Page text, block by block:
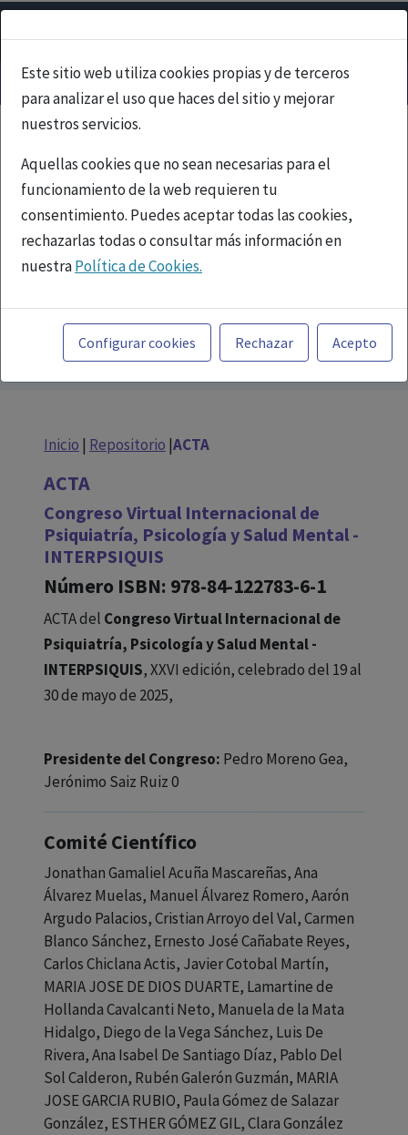
Este sitio web utiliza cookies propias y de terceros
para analizar el uso que haces del sitio y mejorar
nuestros servicios.
Aquellas cookies que no sean necesarias para el
funcionamiento de la web requieren tu
consentimiento. Puedes aceptar todas las cookies,
rechazarlas todas o consultar más información en
nuestraPolítica de Cookies.
Toda la información incluida en la Página Web está
referida a productos del mercado español y, por
tanto, dirigida a profesionales sanitarios legalmente
facultados para prescribir o dispensar medicamentos
fármacos se facilita a título meramente informativo,
siendo responsabilidad de los profesionales
facultados prescribir medicamentos y decidir, en cada
caso concreto, el tratamiento más adecuado a las
necesidades del paciente.
Configurar cookies Rechazar Acepto
Inicio | Repositorio |ACTA
ACTA
Congreso Virtual Internacional de
Psiquiatría, Psicología y Salud Mental -
INTERPSIQUIS
Número ISBN: 978-84-122783-6-1
ACTA del Congreso Virtual Internacional de
Psiquiatría, Psicología y Salud Mental -
INTERPSIQUIS, XXVI edición, celebrado del 19 al
30 de mayo de 2025,
Presidente del Congreso: Pedro Moreno Gea,
Jerónimo Saiz Ruiz 0
Comité Científico
Jonathan Gamaliel Acuña Mascareñas, Ana
Álvarez Muelas, Manuel Álvarez Romero, Aarón
Argudo Palacios, Cristian Arroyo del Val, Carmen
Blanco Sánchez, Ernesto José Cañabate Reyes,
Carlos Chiclana Actis, Javier Cotobal Martín,
MARIA JOSE DE DIOS DUARTE, Lamartine de
Hollanda Cavalcanti Neto, Manuela de la Mata
Hidalgo, Diego de la Vega Sánchez, Luis De
Rivera, Ana Isabel De Santiago Díaz, Pablo Del
Sol Calderon, Rubén Galerón Guzmán, MARIA
JOSE GARCIA RUBIO, Paula Gómez de Salazar
González, ESTHER GÓMEZ GIL, Clara González